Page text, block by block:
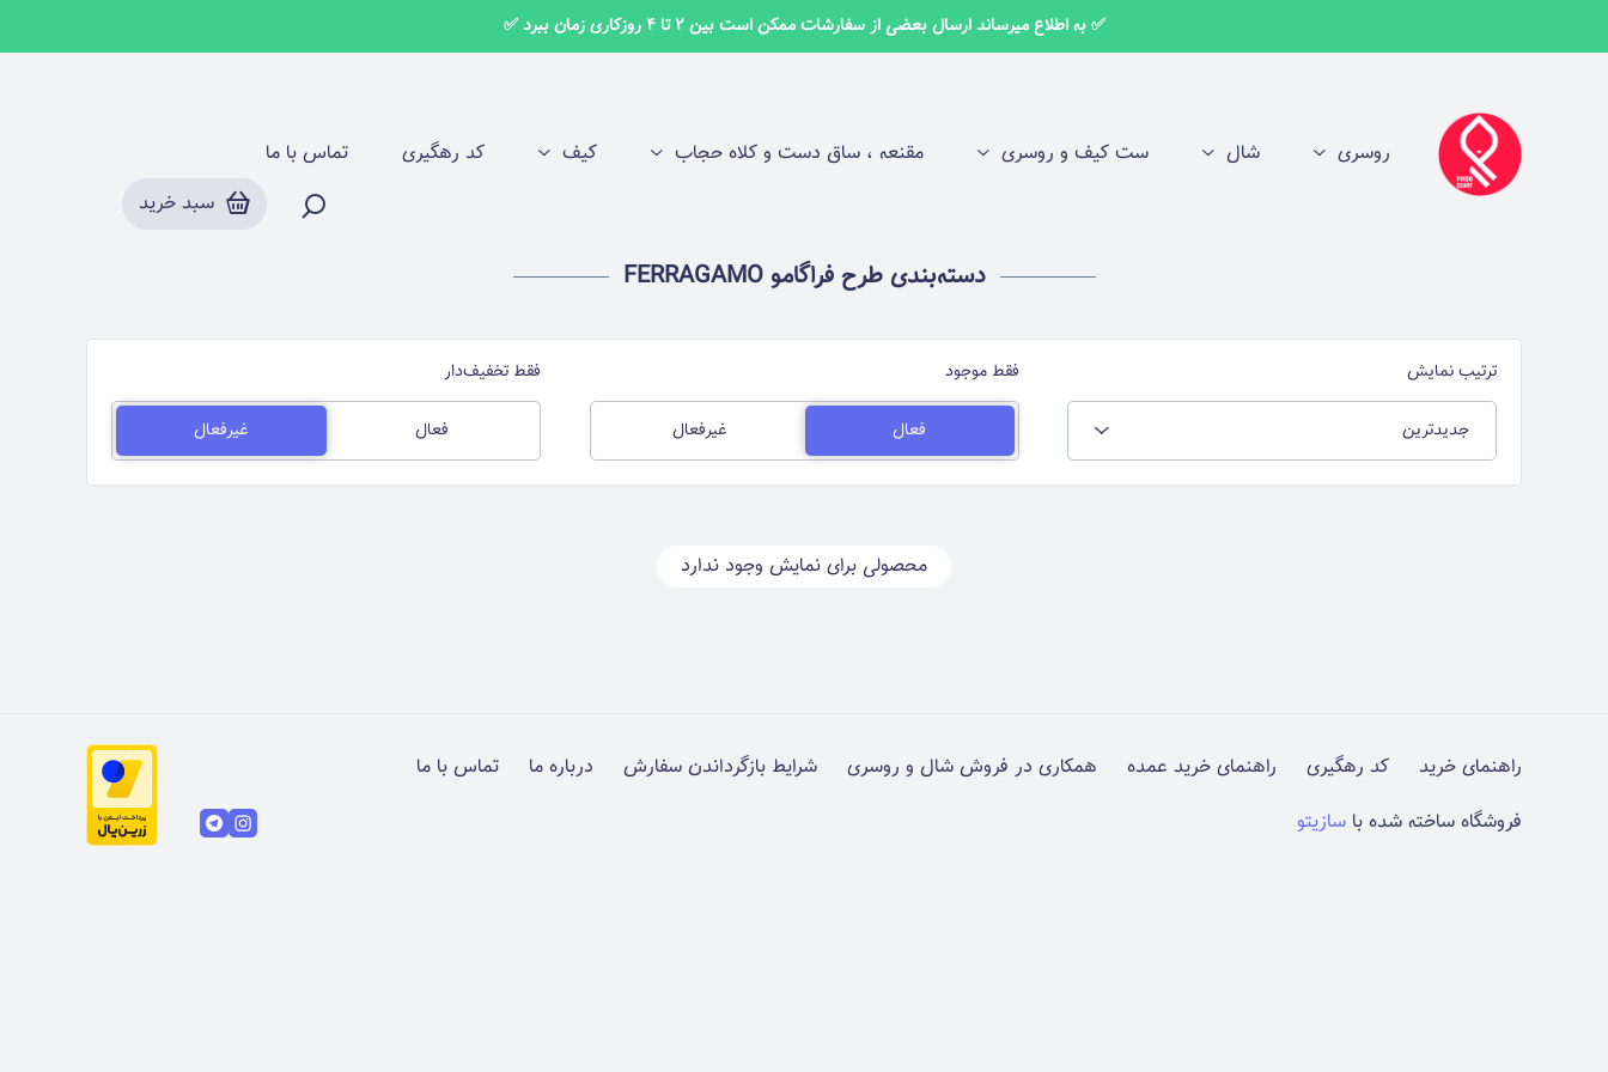
✅ به اطلاع میرساند ارسال بعضی از سفارشات ممکن است بین 2 تا 4 روزکاری زمان ببرد ✅
روسری شال ست کیف و روسری مقنعه ، ساق دست و کلاه حجاب کیف کد رهگیری
تماس با ما
سبد خرید
دسته‌بندی طرح فراگامو FERRAGAMO
ترتیب نمایش
جدیدترین
فقط موجود
فعال غیرفعال
فقط تخفیف‌دار
فعال غیرفعال
محصولی برای نمایش وجود ندارد
راهنمای خرید کد رهگیری راهنمای خرید عمده همکاری در فروش شال و روسری شرایط بازگرداندن سفارش درباره ما
تماس با ما
فروشگاه ساخته شده با سازیتو